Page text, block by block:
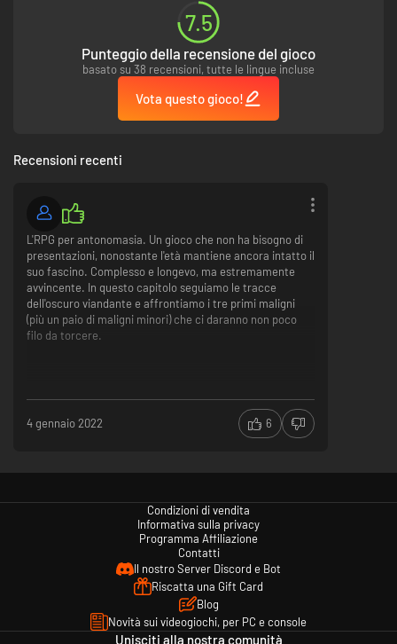
7.5
Punteggio della recensione del gioco
basato su 38 recensioni, tutte le lingue incluse
Vota questo gioco!
Recensioni recenti
L'RPG per antonomasia. Un gioco che non ha bisogno di
presentazioni, nonostante l'età mantiene ancora intatto il
suo fascino. Complesso e longevo, ma estremamente
avvincente. In questo capitolo seguiamo le tracce
dell'oscuro viandante e affrontiamo i tre primi maligni
(più un paio di maligni minori) che ci daranno non poco
filo da torcere.
4 gennaio 2022 6
Condizioni di vendita
Informativa sulla privacy
Programma Affiliazione
Contatti
Il nostro Server Discord e Bot
Riscatta una Gift Card
Blog
Novità sui videogiochi, per PC e console
Unisciti alla nostra comunità